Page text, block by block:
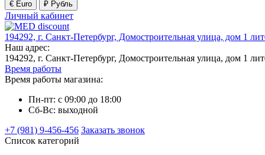
€ Euro
₽ Рубль
Личный кабинет
194292, г. Санкт-Петербург, Домостроительная улица, дом 1
Наш адрес:
194292, г. Санкт-Петербург, Домостроительная улица, дом 1
Время работы
Время работы магазина:
Пн-пт: с 09:00 до 18:00
Сб-Вс: выходной
+7 (981) 9-456-456 Заказать звонок
Список категорий